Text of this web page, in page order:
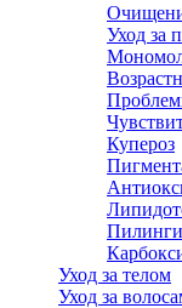
Уход за
Купероз
Пилинги
Уход за телом
Уход за